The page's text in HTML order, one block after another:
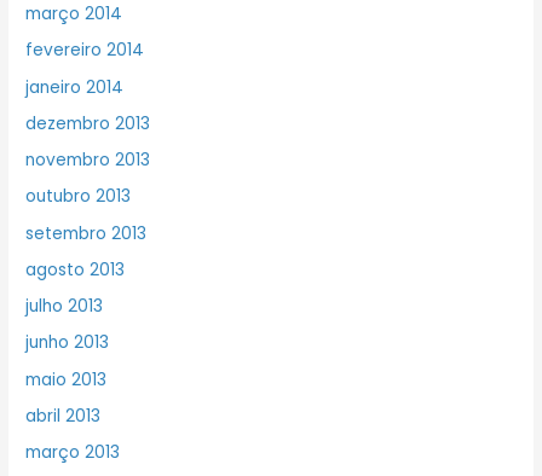
março 2014
fevereiro 2014
janeiro 2014
dezembro 2013
novembro 2013
outubro 2013
setembro 2013
agosto 2013
julho 2013
junho 2013
maio 2013
abril 2013
março 2013